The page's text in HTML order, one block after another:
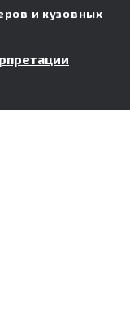
и кузовных